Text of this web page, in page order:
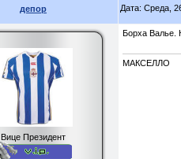
депор Дата: Среда,
Вице Президент
Борха Валье.
МАКСЕЛЛО